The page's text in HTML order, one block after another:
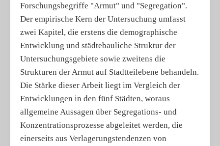
Forschungsbegriffe "Armut" und "Segregation".
Der empirische Kern der Untersuchung umfasst
zwei Kapitel, die erstens die demographische
Entwicklung und städtebauliche Struktur der
Untersuchungsgebiete sowie zweitens die
Strukturen der Armut auf Stadtteilebene behandeln.
Die Stärke dieser Arbeit liegt im Vergleich der
Entwicklungen in den fünf Städten, woraus
allgemeine Aussagen über Segregations- und
Konzentrationsprozesse abgeleitet werden, die
einerseits aus Verlagerungstendenzen von